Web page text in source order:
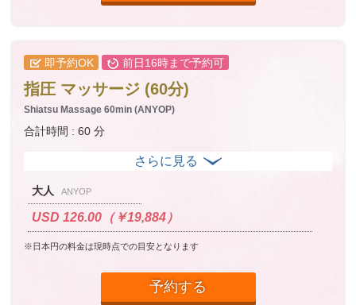
即予約OK 前日16時まで予約可
指圧 マッサージ (60分)
Shiatsu Massage 60min (ANYOP)
合計時間 : 60 分
大人 ANYOP
USD 126.00（￥19,884）
※日本円の料金は現時点での目安となります
予約する